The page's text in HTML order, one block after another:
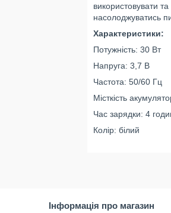
використовувати
насолоджуватись
Характеристики:
Потужність: 30 Вт
Напруга: 3,7 В
Частота: 50/60 Гц
Місткість
Час зарядки: 4
Колір: білий
Інформація про магазин